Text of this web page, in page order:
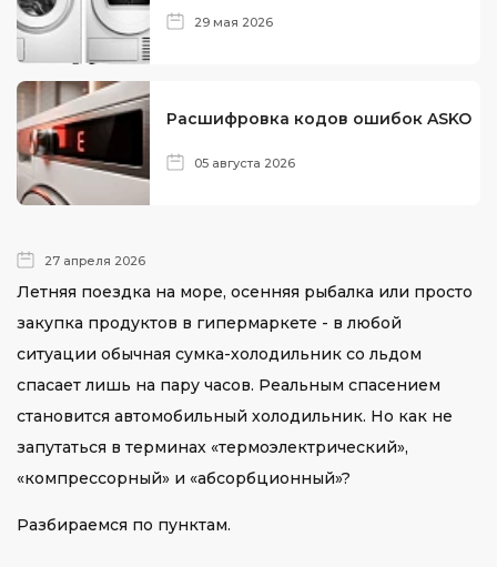
29 мая 2026
Расшифровка кодов ошибок ASKO
05 августа 2026
27 апреля 2026
Летняя поездка на море, осенняя рыбалка или просто
закупка продуктов в гипермаркете - в любой
ситуации обычная сумка-холодильник со льдом
спасает лишь на пару часов. Реальным спасением
становится автомобильный холодильник. Но как не
запутаться в терминах «термоэлектрический»,
«компрессорный» и «абсорбционный»?
Разбираемся по пунктам.